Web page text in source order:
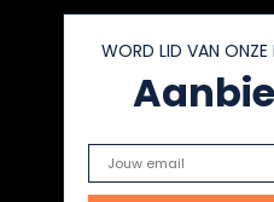
WORD LID VAN ONZE